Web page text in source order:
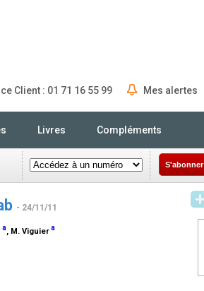
Client : 01 71 16 55 99 Mes alertes
Livres Compléments
S'abonner
- 24/11/11
a, M. Viguiera